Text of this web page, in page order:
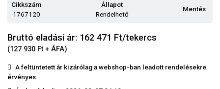
Cikkszám
1767120
Állapot
Rendelhető
Mentés
Bruttó eladási ár: 162 471 Ft/tekercs
(127 930 Ft + ÁFA)
A feltüntetett ár kizárólag a webshop-ban leadott rendelésekre
érvényes.